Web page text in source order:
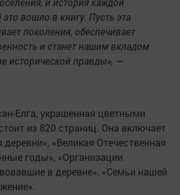
вошло в книгу. Пусть эта
поколения, обеспечивает
и станет нашим вкладом
исторической правды», —
Елга, украшенная цветными
из 820 страниц. Она включает
«Великая Отечественная
годы», «Организации
в деревне», «Семьи нашей